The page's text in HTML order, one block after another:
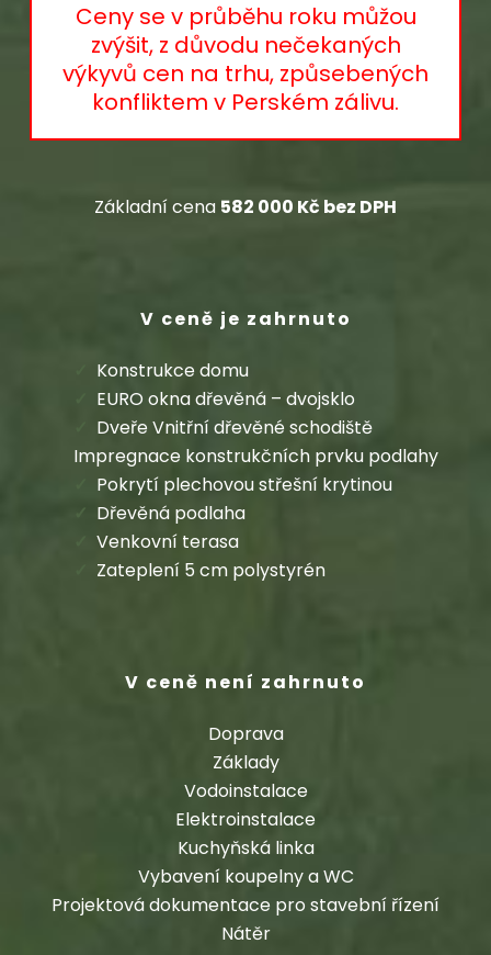
Ceny se v průběhu roku můžou
zvýšit, z důvodu nečekaných
výkyvů cen na trhu, způsebených
konfliktem v Perském zálivu.
Základní cena 582 000 Kč bez DPH
V ceně je zahrnuto
Konstrukce domu
EURO okna dřevěná – dvojsklo
Dveře Vnitřní dřevěné schodiště
Impregnace konstrukčních prvku podlahy
Pokrytí plechovou střešní krytinou
Dřevěná podlaha
Venkovní terasa
Zateplení 5 cm polystyrén
V ceně není zahrnuto
Doprava
Základy
Vodoinstalace
Elektroinstalace
Kuchyňská linka
Vybavení koupelny a WC
Projektová dokumentace pro stavební řízení
Nátěr